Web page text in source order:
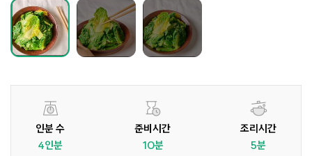
인분 수
4인분
준비시간
10분
조리시간
5분